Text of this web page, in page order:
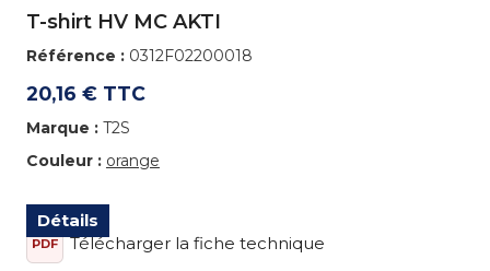
T-shirt HV MC AKTI
Référence :0312F02200018
20,16 € TTC
Marque : T2S
Couleur : orange
Détails
PDF Télécharger la fiche technique